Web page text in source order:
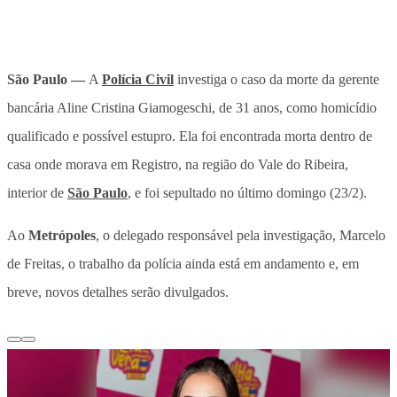
São Paulo — A Polícia Civil investiga o caso da morte da gerente
bancária Aline Cristina Giamogeschi, de 31 anos, como homicídio
qualificado e possível estupro. Ela foi encontrada morta dentro de
casa onde morava em Registro, na região do Vale do Ribeira,
interior de São Paulo, e foi sepultado no último domingo (23/2).
Ao Metrópoles, o delegado responsável pela investigação, Marcelo
de Freitas, o trabalho da polícia ainda está em andamento e, em
breve, novos detalhes serão divulgados.